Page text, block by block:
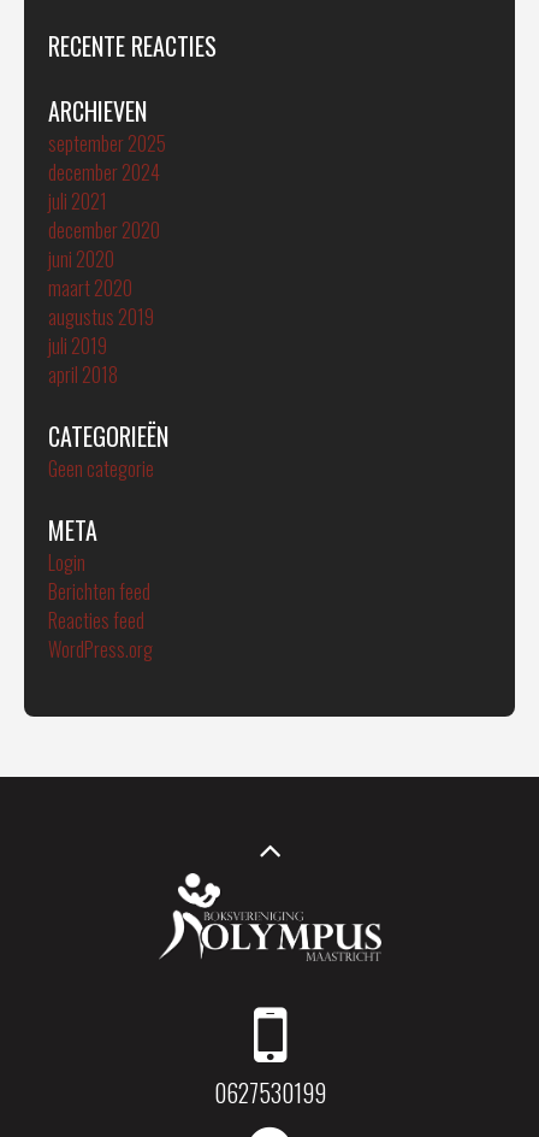
RECENTE REACTIES
ARCHIEVEN
september 2025
december 2024
juli 2021
december 2020
juni 2020
maart 2020
augustus 2019
juli 2019
april 2018
CATEGORIEËN
Geen categorie
META
Login
Berichten feed
Reacties feed
WordPress.org
0627530199